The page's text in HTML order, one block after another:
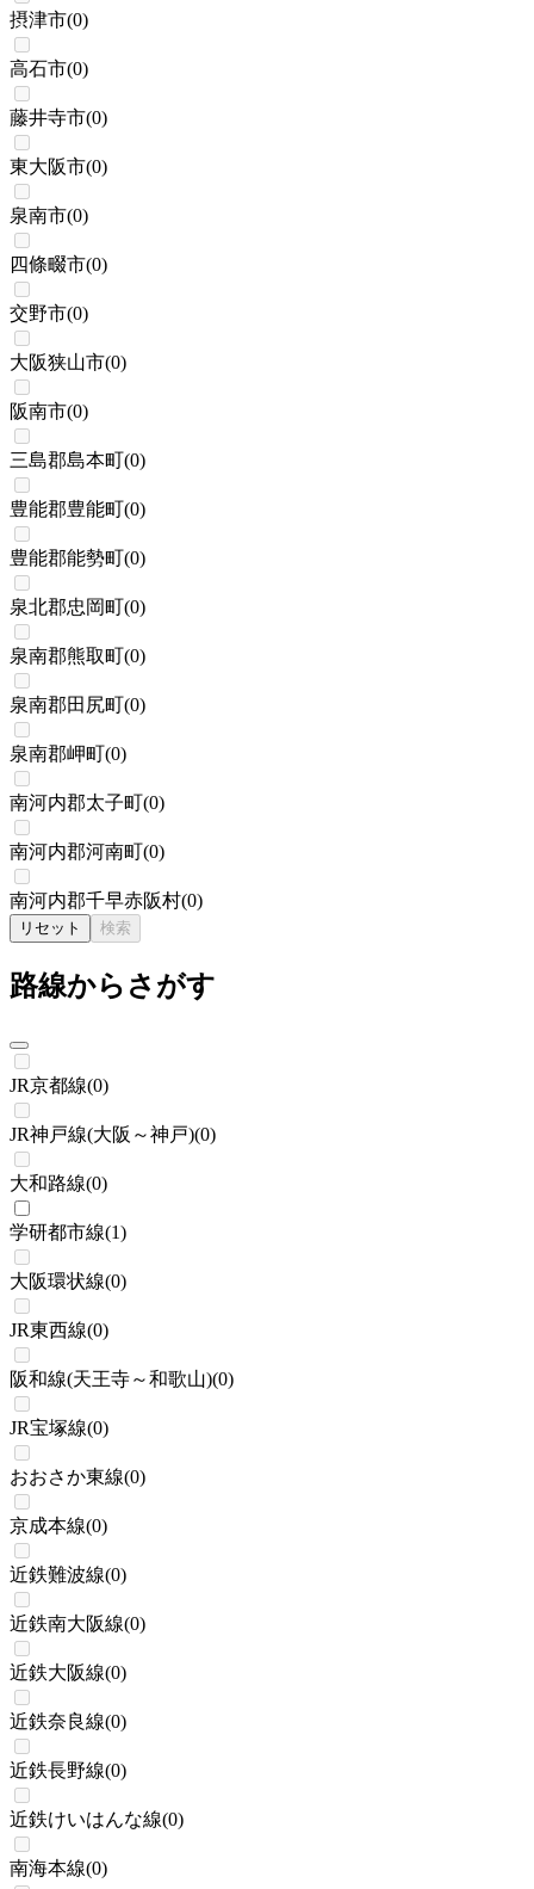
摂津市(0)
高石市(0)
藤井寺市(0)
東大阪市(0)
泉南市(0)
四條畷市(0)
交野市(0)
大阪狭山市(0)
阪南市(0)
三島郡島本町(0)
豊能郡豊能町(0)
豊能郡能勢町(0)
泉北郡忠岡町(0)
泉南郡熊取町(0)
泉南郡田尻町(0)
泉南郡岬町(0)
南河内郡太子町(0)
南河内郡河南町(0)
南河内郡千早赤阪村(0)
リセット 検索
路線からさがす
JR京都線(0)
JR神戸線(大阪～神戸)(0)
大和路線(0)
学研都市線(1)
大阪環状線(0)
JR東西線(0)
阪和線(天王寺～和歌山)(0)
JR宝塚線(0)
おおさか東線(0)
京成本線(0)
近鉄難波線(0)
近鉄南大阪線(0)
近鉄大阪線(0)
近鉄奈良線(0)
近鉄長野線(0)
近鉄けいはんな線(0)
南海本線(0)